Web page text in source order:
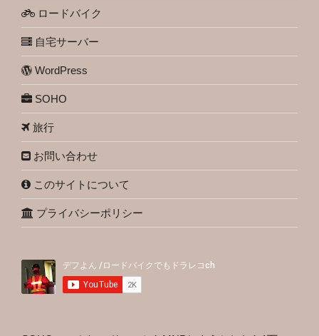
ロードバイク
自宅サーバー
WordPress
SOHO
旅行
お問い合わせ
このサイトについて
プライバシーポリシー